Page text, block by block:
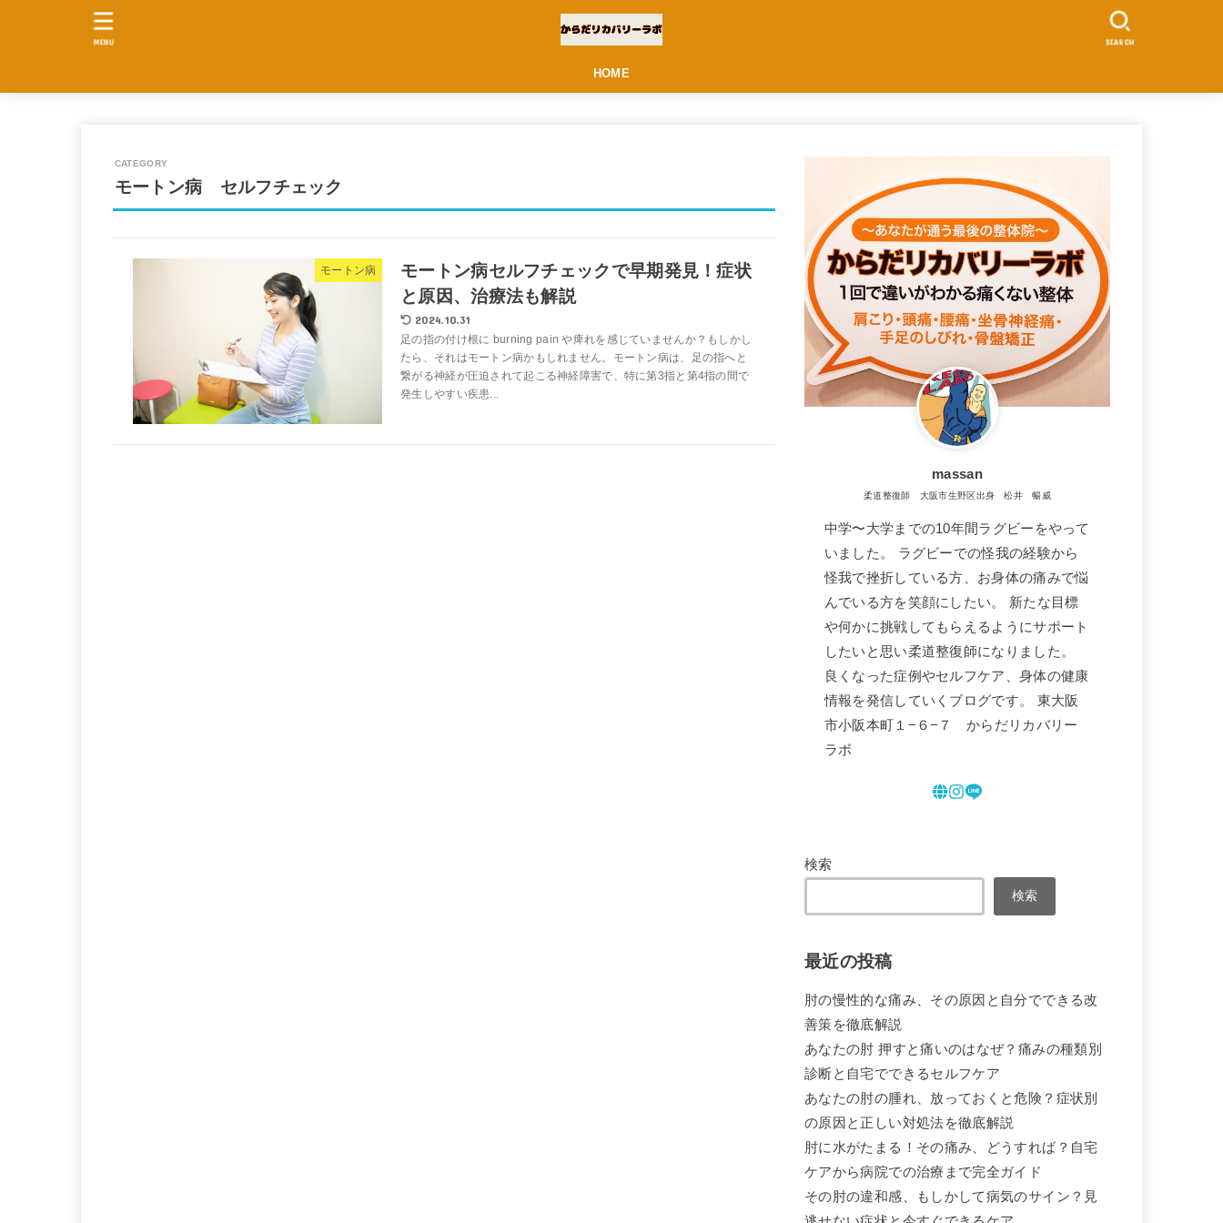
HOME
SEARCH
MENU
モートン病 セルフチェック
モートン病
モートン病セルフチェックで早期発見！症状
と原因、治療法も解説
2024.10.31
足の指の付け根に burning pain や痺れを感じていませんか？もしかし
たら、それはモートン病かもしれません。モートン病は、足の指へと
繋がる神経が圧迫されて起こる神経障害で、特に第3指と第4指の間で
発生しやすい疾患...
massan
柔道整復師 大阪市生野区出身 松井 暢威
中学〜大学までの10年間ラグビーをやって
いました。 ラグビーでの怪我の経験から
怪我で挫折している方、お身体の痛みで悩
んでいる方を笑顔にしたい。 新たな目標
や何かに挑戦してもらえるようにサポート
したいと思い柔道整復師になりました。
良くなった症例やセルフケア、身体の健康
情報を発信していくブログです。 東大阪
市小阪本町１−６−７ からだリカバリー
ラボ
検索
検索
最近の投稿
肘の慢性的な痛み、その原因と自分でできる改
善策を徹底解説
あなたの肘 押すと痛いのはなぜ？痛みの種類別
診断と自宅でできるセルフケア
あなたの肘の腫れ、放っておくと危険？症状別
の原因と正しい対処法を徹底解説
肘に水がたまる！その痛み、どうすれば？自宅
ケアから病院での治療まで完全ガイド
その肘の違和感、もしかして病気のサイン？見